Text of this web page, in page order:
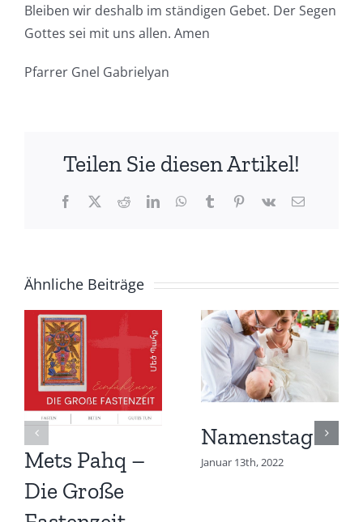
Bleiben wir deshalb im ständigen Gebet. Der Segen
Gottes sei mit uns allen. Amen
Pfarrer Gnel Gabrielyan
Teilen Sie diesen Artikel!
Facebook
X RedditLinkedInWhatsApp
TumblrPinterest
Vk
E-
Ähnliche Beiträge
Mets Pahq –
Die Große
Namenstag
Januar 13th, 2022